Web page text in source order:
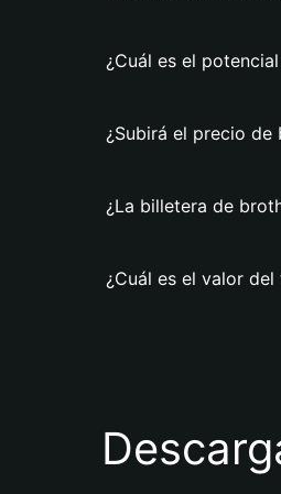
¿Cuál es el
¿Subirá el precio de
¿La billetera de
¿Cuál es el valor